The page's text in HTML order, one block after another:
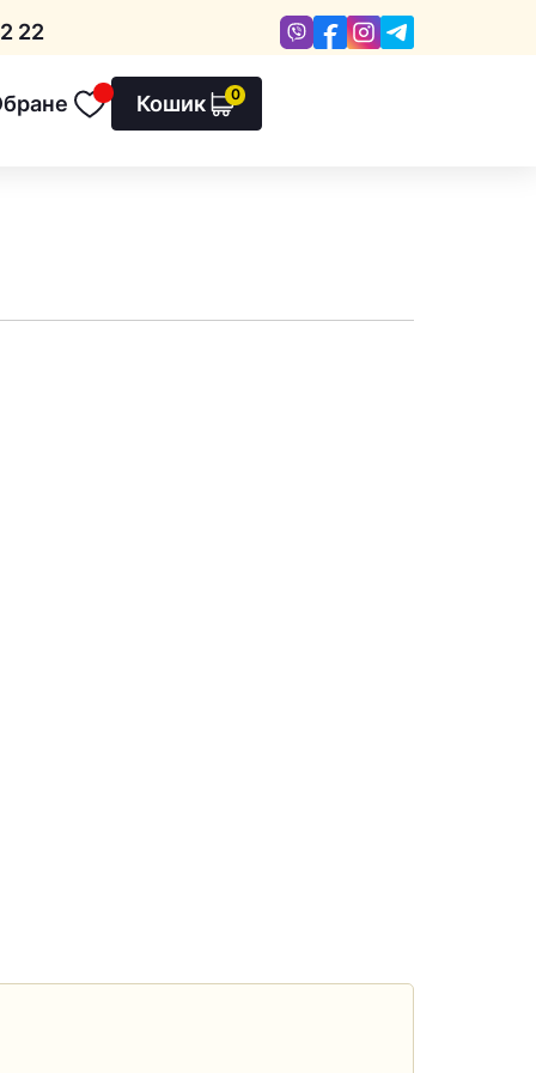
22 ViberFacebookInstagram
Кошик 0